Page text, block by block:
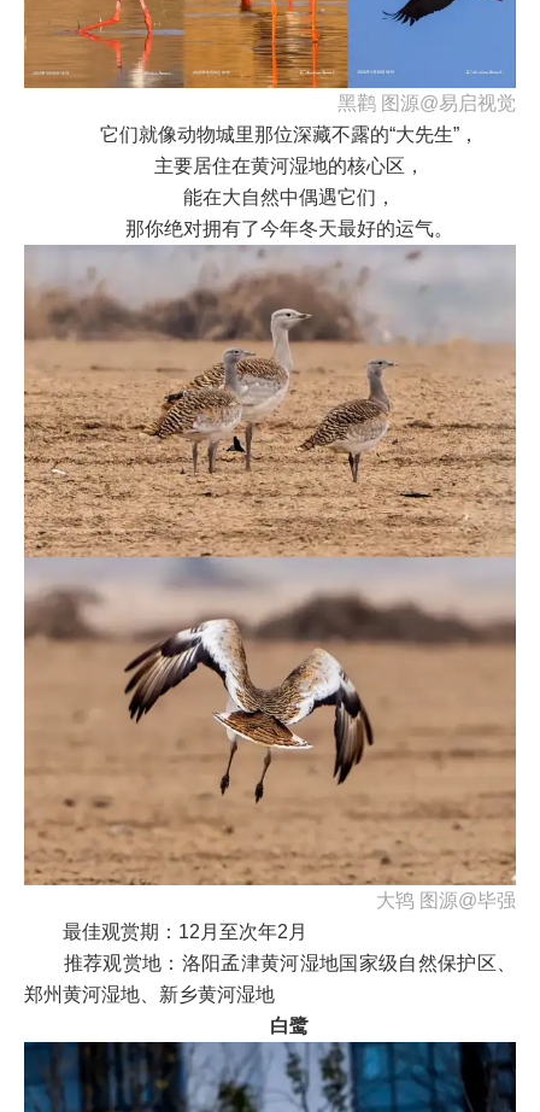
黑鹳 图源@易启视觉
它们就像动物城里那位深藏不露的“大先生”，
主要居住在黄河湿地的核心区，
能在大自然中偶遇它们，
那你绝对拥有了今年冬天最好的运气。
大鸨 图源@毕强
最佳观赏期：12月至次年2月
推荐观赏地：洛阳孟津黄河湿地国家级自然保护区、
郑州黄河湿地、新乡黄河湿地
白鹭